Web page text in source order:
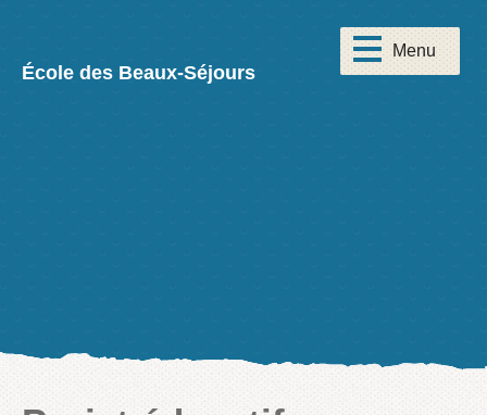
École des Beaux-Séjours